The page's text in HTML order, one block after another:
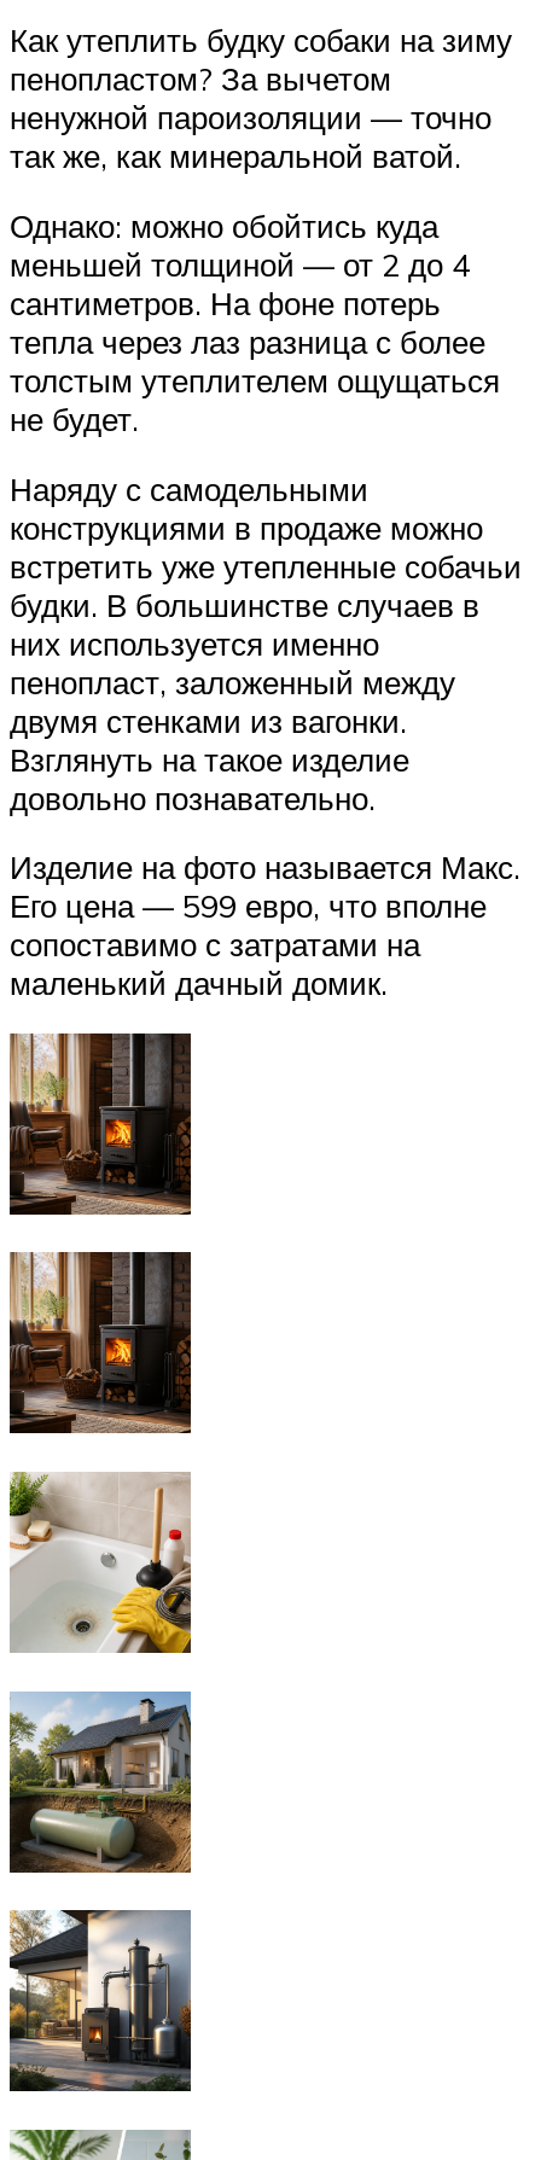
Как утеплить будку собаки на зиму
пенопластом? За вычетом
ненужной пароизоляции — точно
так же, как минеральной ватой.
Однако: можно обойтись куда
меньшей толщиной — от 2 до 4
сантиметров. На фоне потерь
тепла через лаз разница с более
толстым утеплителем ощущаться
не будет.
Наряду с самодельными
конструкциями в продаже можно
встретить уже утепленные собачьи
будки. В большинстве случаев в
них используется именно
пенопласт, заложенный между
двумя стенками из вагонки.
Взглянуть на такое изделие
довольно познавательно.
Изделие на фото называется Макс.
Его цена — 599 евро, что вполне
сопоставимо с затратами на
маленький дачный домик.